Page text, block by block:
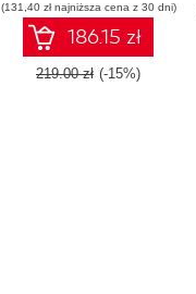
(131,40 zł najniższa cena z 30 dni)
186.15 zł
219.00 zł (-15%)